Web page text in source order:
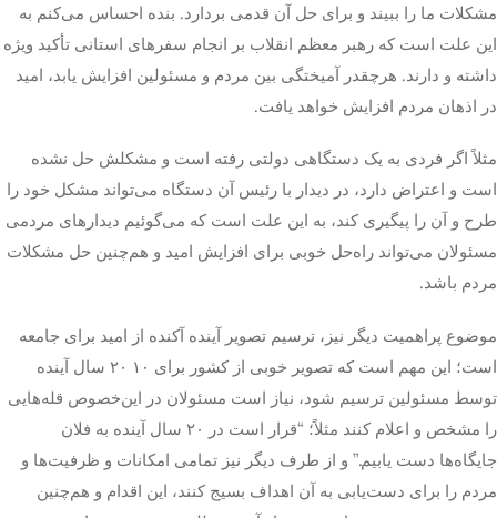
مشکلات ما را ببیند و برای حل آن قدمی بردارد. بنده احساس می‌کنم به
این علت است که رهبر معظم انقلاب بر انجام سفرهای استانی تأکید ویژه
داشته و دارند. هرچقدر آمیختگی بین مردم و مسئولین افزایش یابد، امید
در اذهان مردم افزایش خواهد یافت.
مثلاً اگر فردی به یک دستگاهی دولتی رفته است و مشکلش حل نشده
است و اعتراض دارد، در دیدار با رئیس آن دستگاه می‌تواند مشکل خود را
طرح و آن را پیگیری کند، به این علت است که می‌گوئیم دیدارهای مردمی
مسئولان می‌تواند راه‌حل خوبی برای افزایش امید و هم‌چنین حل مشکلات
مردم باشد.
موضوع پراهمیت دیگر نیز، ترسیم تصویر آینده آکنده از امید برای جامعه
است؛ این مهم است که تصویر خوبی از کشور برای ۱۰ ۲۰ سال آینده
توسط مسئولین ترسیم شود، نیاز است مسئولان در این‌خصوص قله‌هایی
را مشخص و اعلام کنند مثلاً؛ “قرار است در ۲۰ سال آینده به فلان
جایگاه‌ها دست یابیم.” و از طرف دیگر نیز تمامی امکانات و ظرفیت‌ها و
مردم را برای دست‌یابی به آن اهداف بسیج کنند، این اقدام و هم‌چنین